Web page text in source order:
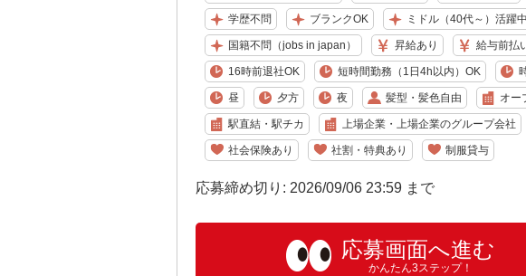
学歴不問 ブランクOK ミドル（40代～）活躍中
国籍不問（jobs in japan） 昇給あり 給与前払
16時前退社OK 短時間勤務（1日4h以内）OK
昼 夕方 夜 髪型・髪色自由 オー
駅直結・駅チカ 上場企業・上場企業のグループ会社
社会保険あり 社割・特典あり 制服貸与
応募締め切り: 2026/09/06 23:59 まで
応募画面へ進む
かんたん3ステップ！